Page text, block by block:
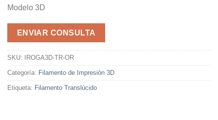
Modelo 3D
ENVIAR CONSULTA
SKU: IROGA3D-TR-OR
Categoría: Filamento de Impresión 3D
Etiqueta: Filamento Translúcido